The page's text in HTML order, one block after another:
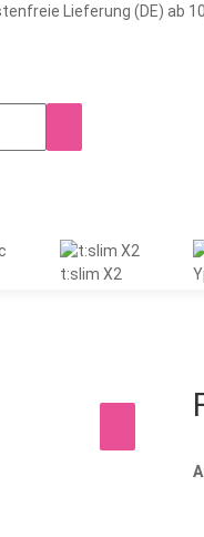
Lieferung (DE) ab
t:slim X2